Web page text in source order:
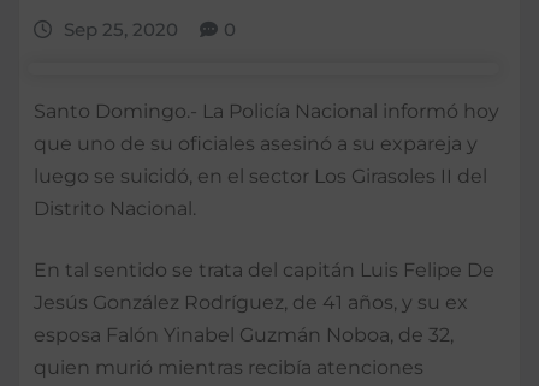
Sep 25, 2020 0
Santo Domingo.- La Policía Nacional informó hoy
que uno de su oficiales asesinó a su expareja y
luego se suicidó, en el sector Los Girasoles II del
Distrito Nacional.
En tal sentido se trata del capitán Luis Felipe De
Jesús González Rodríguez, de 41 años, y su ex
esposa Falón Yinabel Guzmán Noboa, de 32,
quien murió mientras recibía atenciones